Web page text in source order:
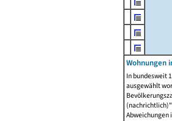
Wohnungen
In bundesweit
ausgewählt
Abweichungen